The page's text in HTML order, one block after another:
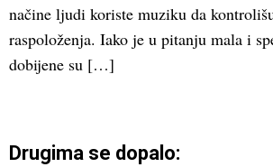
načine ljudi koriste muziku da
raspoloženja. Iako je u pitanju mala i
dobijene su […]
Drugima se dopalo: